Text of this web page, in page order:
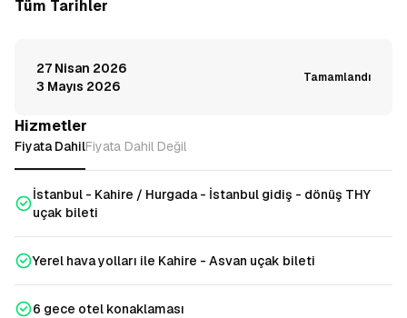
Tüm Tarihler
27 Nisan 2026
3 Mayıs 2026
Tamamlandı
Hizmetler
Fiyata DahilFiyata Dahil Değil
İstanbul - Kahire / Hurgada - İstanbul gidiş - dönüş THY
uçak bileti
Yerel hava yolları ile Kahire - Asvan uçak bileti
6 gece otel konaklaması